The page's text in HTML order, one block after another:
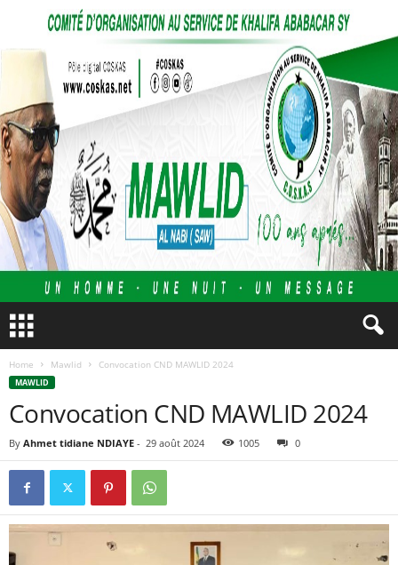
Home Mawlid Convocation CND MAWLID 2024
MAWLID
Convocation CND MAWLID 2024
By Ahmet tidiane NDIAYE - 29 août 2024 1005 0